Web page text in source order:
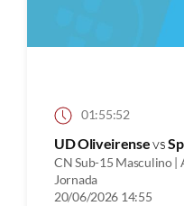
01:55:52
UD Oliveirensevs
CN Sub-15 Masculino |
Jornada
20/06/2026 14:55